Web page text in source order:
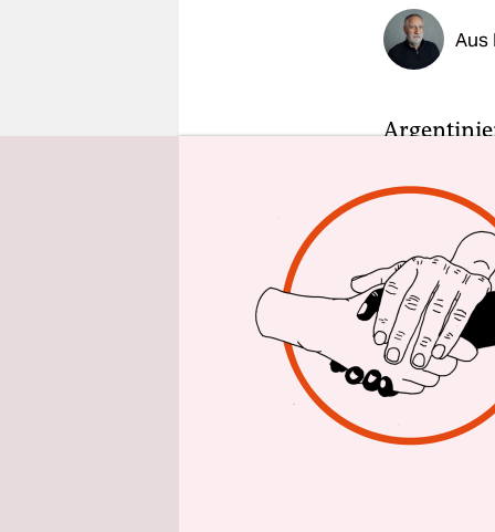
Aus
Damit ist
denn auch
„Ya es ley
Symbol